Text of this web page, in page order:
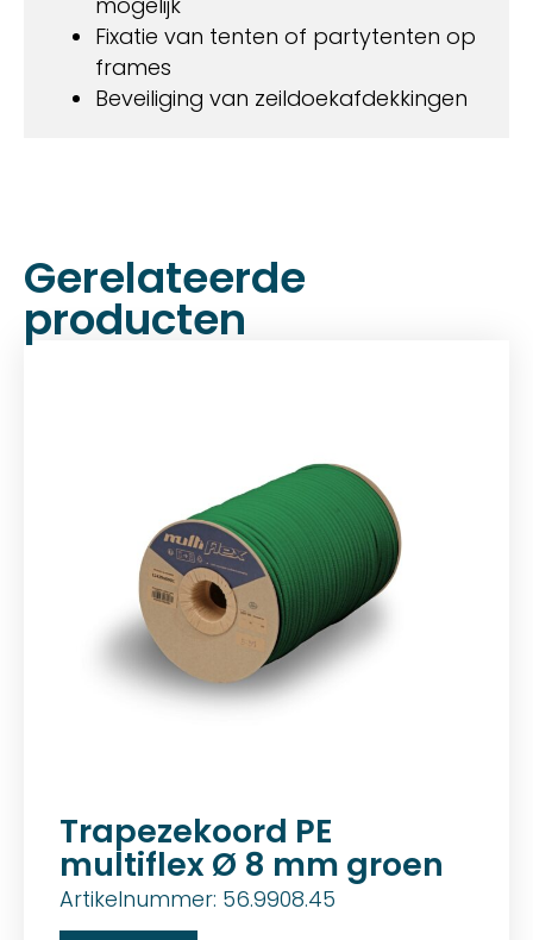
Fixatie van tenten of partytenten op
frames
Beveiliging van zeildoekafdekkingen
Gerelateerde
producten
Trapezekoord PE
multiflex Ø 8 mm groen
Artikelnummer: 56.9908.45